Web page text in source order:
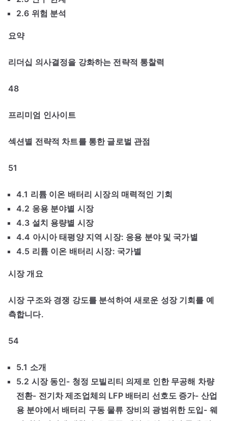
2.6 위험 분석
요약
리더십 의사결정을 강화하는 전략적 통찰력
48
프리미엄 인사이트
섹션별 전략적 차트를 통한 글로벌 관점
51
4.1 리튬 이온 배터리 시장의 매력적인 기회
4.2 응용 분야별 시장
4.3 설치 용량별 시장
4.4 아시아 태평양 지역 시장: 응용 분야 및 국가별
4.5 리튬 이온 배터리 시장: 국가별
시장 개요
시장 구조와 경쟁 강도를 분석하여 새로운 성장 기회를 예
측합니다.
54
5.1 소개
5.2 시장 동인- 청정 모빌리티 의제로 인한 무공해 차량
전환- 전기차 제조업체의 LFP 배터리 선호도 증가- 산업
용 분야에서 배터리 구동 물류 장비의 광범위한 도입- 웨